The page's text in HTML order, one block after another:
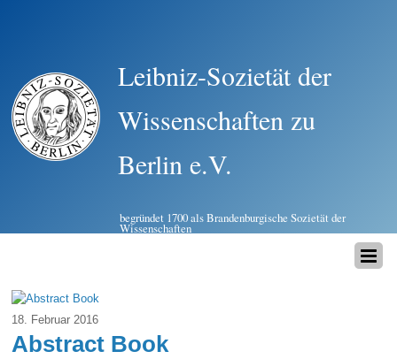
Leibniz-Sozietät der
Wissenschaften zu
Berlin e.V.
begründet 1700 als Brandenburgische Sozietät der
Wissenschaften
18. Februar 2016
Abstract Book